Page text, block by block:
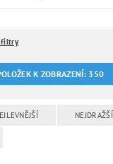
filtry
K ZOBRAZENÍ: 350
NEJDRAŽŠÍ